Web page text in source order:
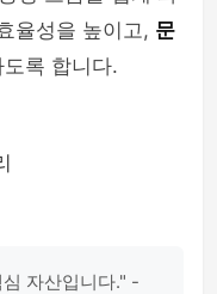
율성을 높이고, 문
록 합니다.
자산입니다." -